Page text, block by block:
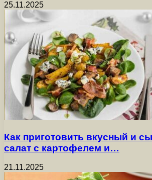
25.11.2025
Как приготовить вкусный и
салат с картофелем и…
21.11.2025